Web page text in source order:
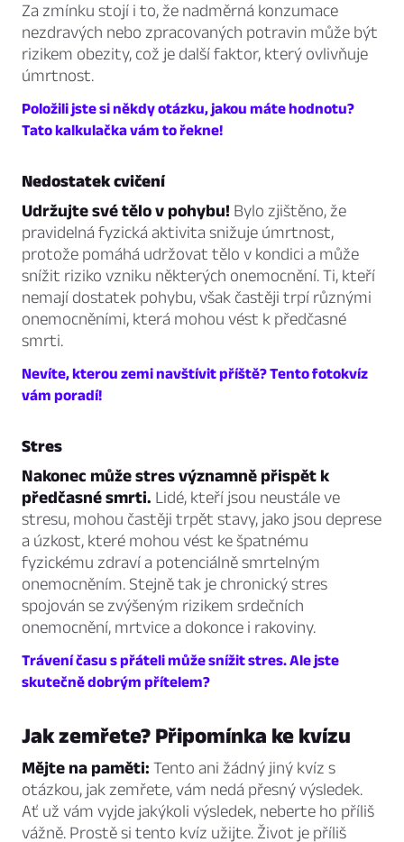
Za zmínku stojí i to, že nadměrná konzumace
nezdravých nebo zpracovaných potravin může být
rizikem obezity, což je další faktor, který ovlivňuje
úmrtnost.
Položili jste si někdy otázku, jakou máte hodnotu?
Tato kalkulačka vám to řekne!
Nedostatek cvičení
Udržujte své tělo v pohybu! Bylo zjištěno, že
pravidelná fyzická aktivita snižuje úmrtnost,
protože pomáhá udržovat tělo v kondici a může
snížit riziko vzniku některých onemocnění. Ti, kteří
nemají dostatek pohybu, však častěji trpí různými
onemocněními, která mohou vést k předčasné
smrti.
Nevíte, kterou zemi navštívit příště? Tento fotokvíz
vám poradí!
Stres
Nakonec může stres významně přispět k
předčasné smrti. Lidé, kteří jsou neustále ve
stresu, mohou častěji trpět stavy, jako jsou deprese
a úzkost, které mohou vést ke špatnému
fyzickému zdraví a potenciálně smrtelným
onemocněním. Stejně tak je chronický stres
spojován se zvýšeným rizikem srdečních
onemocnění, mrtvice a dokonce i rakoviny.
Trávení času s přáteli může snížit stres. Ale jste
skutečně dobrým přítelem?
Jak zemřete? Připomínka ke kvízu
Mějte na paměti: Tento ani žádný jiný kvíz s
otázkou, jak zemřete, vám nedá přesný výsledek.
Ať už vám vyjde jakýkoli výsledek, neberte ho příliš
vážně. Prostě si tento kvíz užijte. Život je příliš